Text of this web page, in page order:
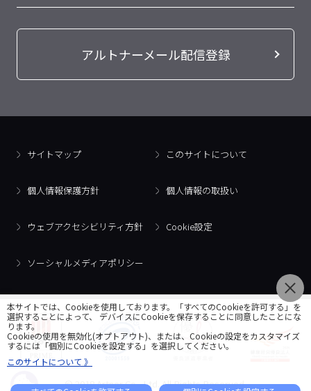
アルトナーメール配信登録
サイトマップ このサイトについて
個人情報保護方針 個人情報の取扱い
ウェブアクセシビリティ方針 Cookie設定
ソーシャルメディアポリシー
© 2018 Artner Co., Ltd. All Rights Reserved.
本サイトでは、Cookieを使用しております。「すべてのCookieを許可する」を
選択することによって、 デバイスにCookieを保存することに同意したことにな
ります。
Cookieの使用を無効化(オプトアウト)、または、Cookieの設定をカスタマイズ
するには「個別にCookieを設定する」を選択してください。
このサイトについて 》